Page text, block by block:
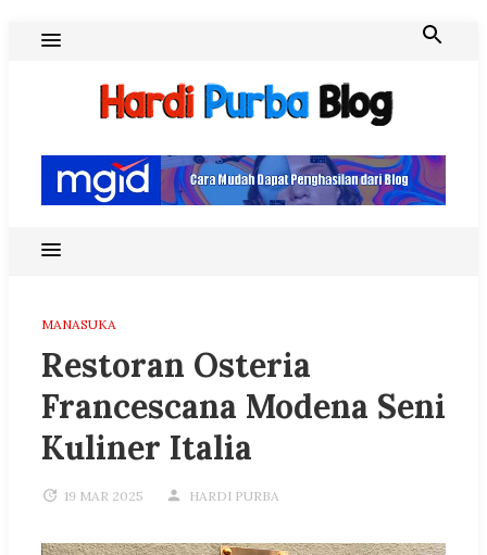
MANASUKA
Restoran Osteria
Francescana Modena Seni
Kuliner Italia
19 MAR 2025 HARDI PURBA